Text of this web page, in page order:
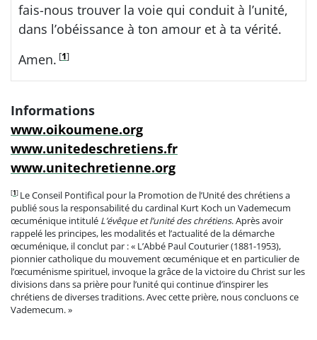
fais-nous trouver la voie qui conduit à l’unité,
dans l’obéissance à ton amour et à ta vérité.
Amen. [1]
Informations
www.oikoumene.org
www.unitedeschretiens.fr
www.unitechretienne.org
[1] Le Conseil Pontifical pour la Promotion de l’Unité des chrétiens a
publié sous la responsabilité du cardinal Kurt Koch un Vademecum
œcuménique intitulé L’évêque et l’unité des chrétiens. Après avoir
rappelé les principes, les modalités et l’actualité de la démarche
œcuménique, il conclut par : « L’Abbé Paul Couturier (1881-1953),
pionnier catholique du mouvement œcuménique et en particulier de
l’œcuménisme spirituel, invoque la grâce de la victoire du Christ sur les
divisions dans sa prière pour l’unité qui continue d’inspirer les
chrétiens de diverses traditions. Avec cette prière, nous concluons ce
Vademecum. »